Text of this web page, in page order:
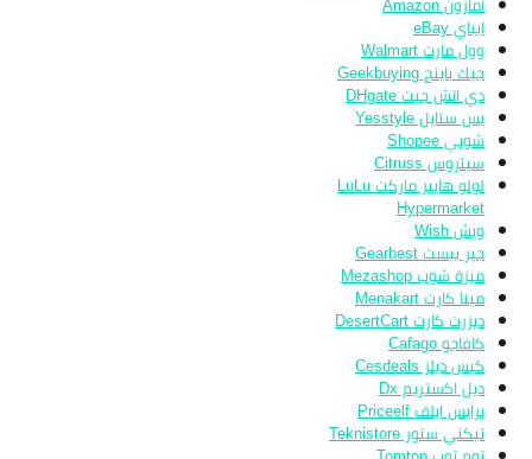
ايباي eBay
وول مارت Walmart
جيك باينج Geekbuying
دي اتش جيت DHgate
يس ستايل Yesstyle
شوبي Shopee
سيتروس Citruss
لولو هايبر ماركت LuLu
Hypermarket
ويش Wish
جير بيست Gearbest
ميزة شوب Mezashop
مينا كارت Menakart
ديزرت كارت DesertCart
كافاجو Cafago
كيس ديلز Cesdeals
ديل اكستريم Dx
برايس ايلف Priceelf
تيكني ستور Teknistore